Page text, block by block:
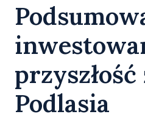
Podlasia